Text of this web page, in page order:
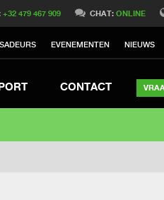
+32 479 467 909 CHAT:ONLINE
EVENEMENTEN NIEUWS
CONTACT